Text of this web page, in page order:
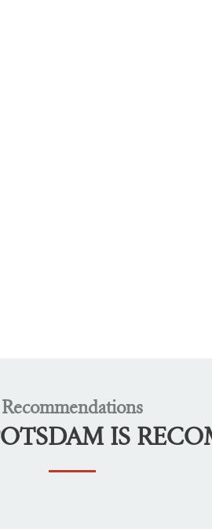
Recommendations
IS